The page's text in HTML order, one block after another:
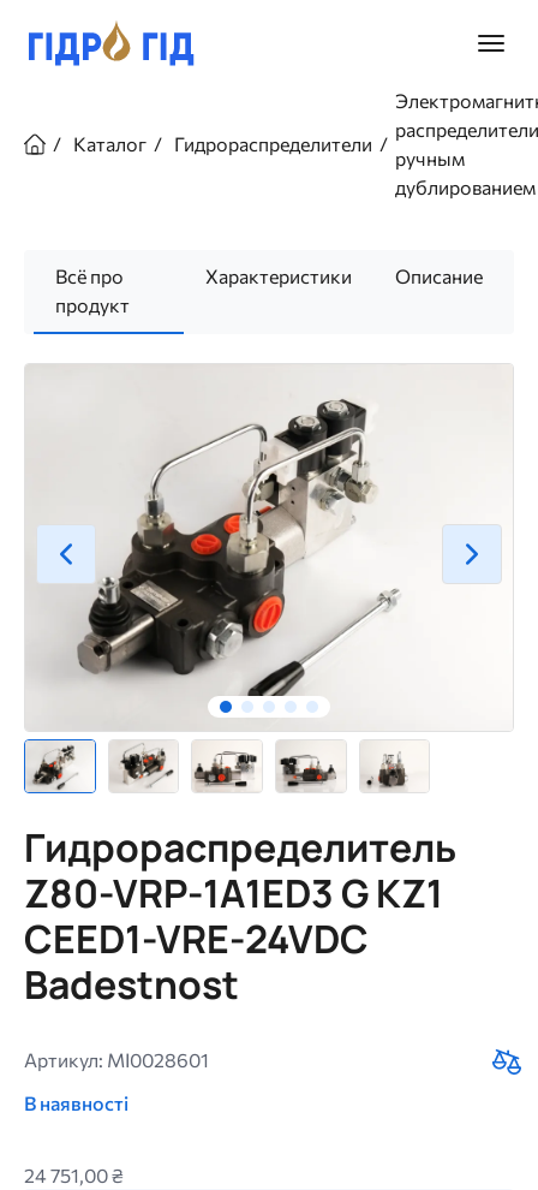
основному
Главное
навигации
Каталог Гидрораспределители
ручным
дублированием
Всё про
продукт
Характеристики Описание
Гидрораспределитель
Z80-VRP-1A1ED3 G KZ1
CEED1-VRE-24VDC
Badestnost
Артикул: MI0028601
В наявності
24 751,00 ₴